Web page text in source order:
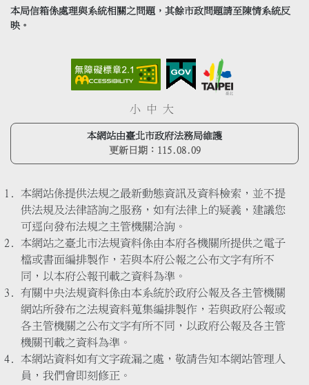
本局信箱係處理與系統相關之問題，其餘市政問題請至陳情系統反
映。
小 中 大
本網站由臺北市政府法務局維護
更新日期： 115.08.09
本網站係提供法規之最新動態資訊及資料檢索，並不提
供法規及法律諮詢之服務，如有法律上的疑義，建議您
可逕向發布法規之主管機關洽詢。
本網站之臺北市法規資料係由本府各機關所提供之電子
檔或書面編排製作，若與本府公報之公布文字有所不
同，以本府公報刊載之資料為準。
有關中央法規資料係由本系統於政府公報及各主管機關
網站所發布之法規資料蒐集編排製作，若與政府公報或
各主管機關之公布文字有所不同，以政府公報及各主管
機關刊載之資料為準。
本網站資料如有文字疏漏之處，敬請告知本網站管理人
員，我們會即刻修正。